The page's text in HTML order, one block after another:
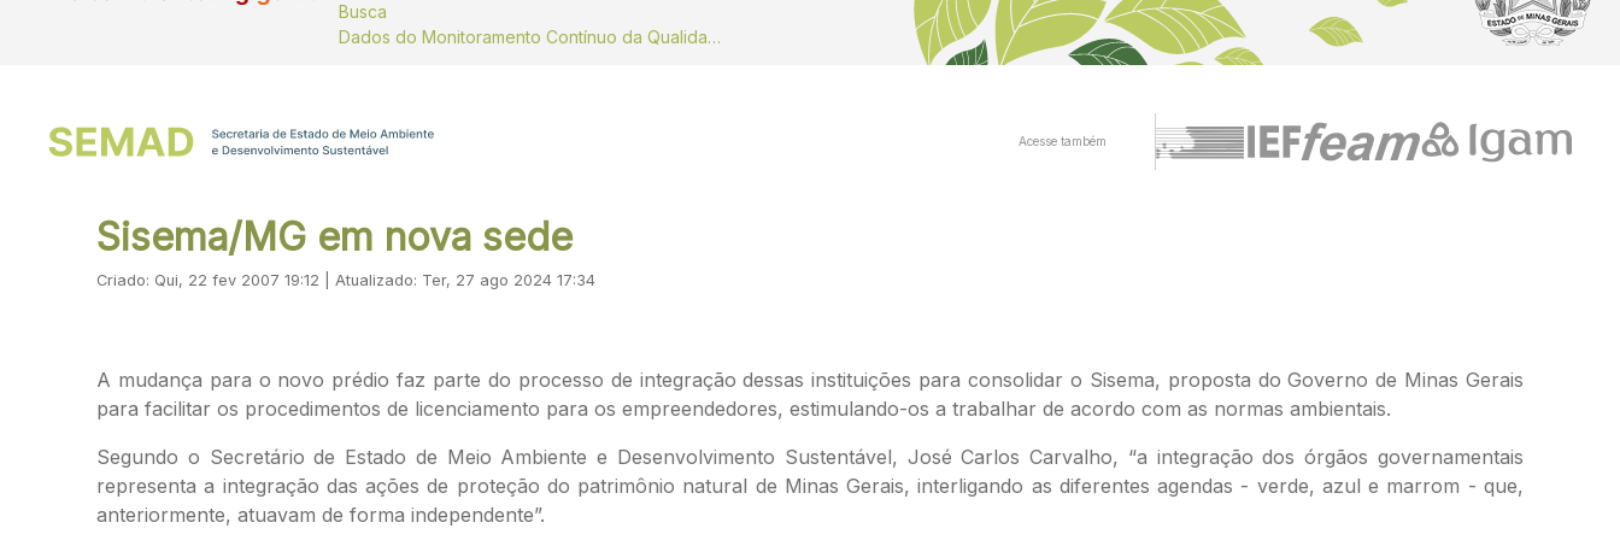
Busca
Dados do Monitoramento Contínuo da Qualidade do ar
Acesse também
Sisema/MG em nova sede
Criado: Qui, 22 fev 2007 19:12 | Atualizado: Ter, 27 ago 2024 17:34
A mudança para o novo prédio faz parte do processo de integração dessas instituições para consolidar o Sisema, proposta do Governo de Minas Gerais
para facilitar os procedimentos de licenciamento para os empreendedores, estimulando-os a trabalhar de acordo com as normas ambientais.
Segundo o Secretário de Estado de Meio Ambiente e Desenvolvimento Sustentável, José Carlos Carvalho, “a integração dos órgãos governamentais
representa a integração das ações de proteção do patrimônio natural de Minas Gerais, interligando as diferentes agendas - verde, azul e marrom - que,
anteriormente, atuavam de forma independente”.